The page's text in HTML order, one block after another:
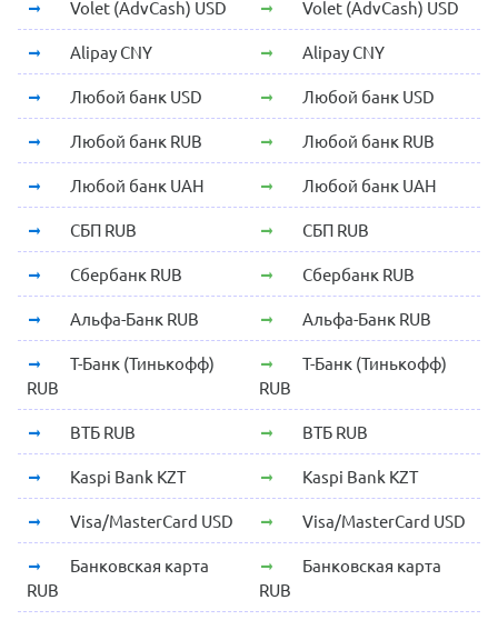
Volet (AdvCash) USD Volet (AdvCash) USD
Alipay CNY Alipay CNY
Любой банк USD Любой банк USD
Любой банк RUB Любой банк RUB
Любой банк UAH Любой банк UAH
СБП RUB СБП RUB
Сбербанк RUB Сбербанк RUB
Альфа-Банк RUB Альфа-Банк RUB
Т-Банк (Тинькофф)
RUB
Т-Банк (Тинькофф)
RUB
ВТБ RUB ВТБ RUB
Kaspi Bank KZT Kaspi Bank KZT
Visa/MasterCard USD Visa/MasterCard USD
Банковская карта
RUB
Банковская карта
RUB